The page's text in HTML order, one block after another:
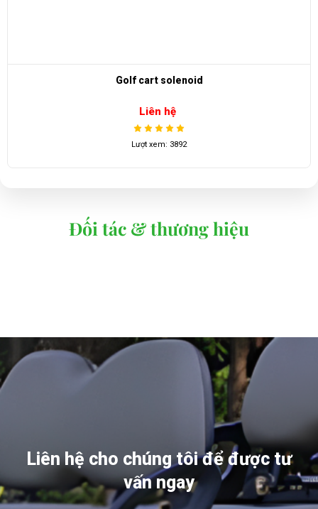
Đối tác & thương hiệu
Liên hệ cho chúng tôi để được tư
vấn ngay